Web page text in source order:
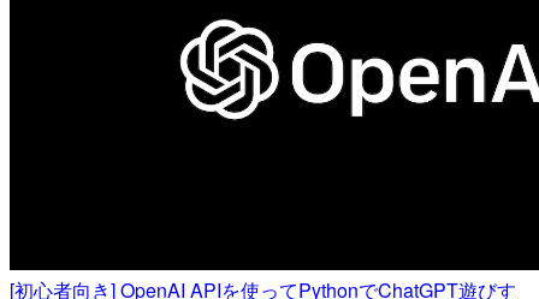
[初心者向き] OpenAI APIを使ってPythonでChatGPT遊びす